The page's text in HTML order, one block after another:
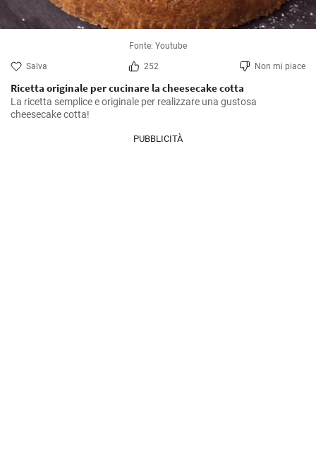
Fonte: Youtube
Salva 252 Non mi piace
Ricetta originale per cucinare la cheesecake cotta
La ricetta semplice e originale per realizzare una gustosa
cheesecake cotta!
PUBBLICITÀ